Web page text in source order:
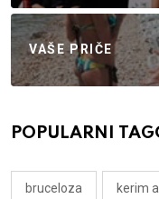
VAŠE PRIČE
POPULARNI
bruceloza kerim